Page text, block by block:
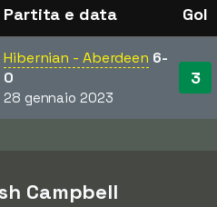
Partita e data Gol
Hibernian - Aberdeen 6-
0
28 gennaio 2023
3
Campbell